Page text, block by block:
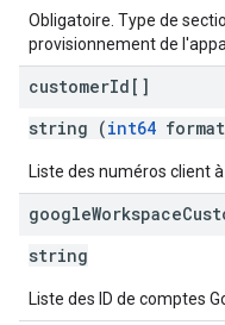
Obligatoire. Type de
provisionnement de
customerId[]
string (int64
Liste des numéros client
googleWorkspace
string
Liste des ID de comptes